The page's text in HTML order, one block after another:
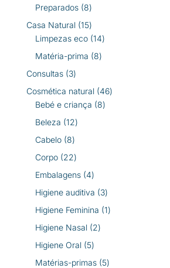
Preparados 88
produtos
Casa Natural 1515
produtos
Limpezas eco 1414
Matéria-prima 88
Consultas 33
produtos
Cosmética natural 4646
Bebé e criança 88
Beleza 1212
Cabelo 88
produtos
Corpo 2222
produtos
Embalagens 44
produtos
Higiene auditiva 33
produtos
Higiene Feminina 11
Higiene Nasal 22
Higiene Oral 55
produtos
Matérias-primas 55